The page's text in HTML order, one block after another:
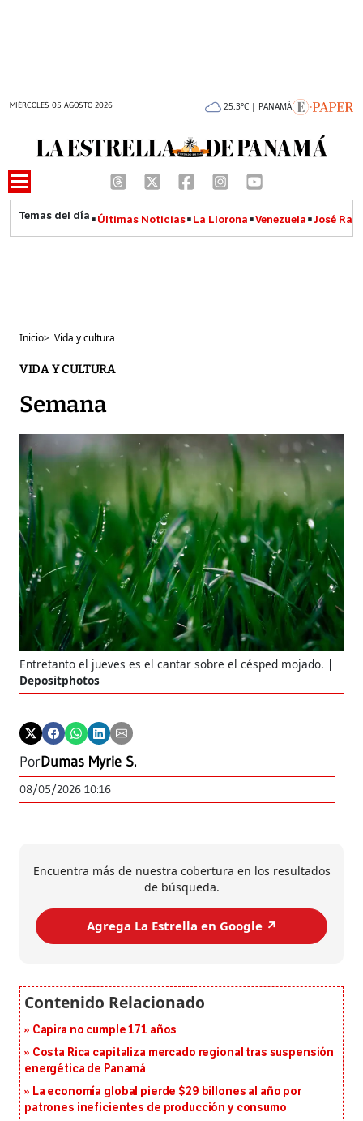
MIÉRCOLES 05 AGOSTO 2026 25.3°C | PANAMÁ
Últimas Noticias La Llorona Venezuela José
Inicio> Vida y cultura
VIDA Y CULTURA
Semana
Entretanto el jueves es el cantar sobre el césped mojado.
Depositphotos
PorDumas Myrie S.
08/05/2026 10:16
Encuentra más de nuestra cobertura en los resultados
de búsqueda.
Agrega La Estrella en Google ↗️
Capira no cumple 171 años
Costa Rica capitaliza mercado regional tras suspensión
energética de Panamá
La economía global pierde $29 billones al año por
patrones ineficientes de producción y consumo